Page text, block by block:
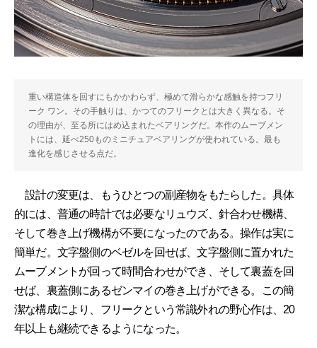
重い構造体を回すにもかかわらず、極めて滑らかな感触を持つフリ
ーク ワン。その手触りは、かつてのフリークとは大きく異なる。そ
の理由が、至る所にはめ込まれたベアリングだ。本作のムーブメン
トには、延べ250ものミニチュアベアリングが使われている。最も
進化を感じさせる点だ。
設計の変更は、もうひとつの副産物をもたらした。具体
的には、普通の時計では必要なリュウズ、針合わせ機構、
そして巻き上げ機構が不要になったのである。操作は実に
簡単だ。文字盤側のベゼルを回せば、文字盤側に置かれた
ムーブメントが回って時間合わせができ、そして裏蓋を回
せば、裏蓋側にあるゼンマイの巻き上げができる。この簡
潔な構成により、フリークという常識外れの野心作は、20
年以上も継続できるようになった。